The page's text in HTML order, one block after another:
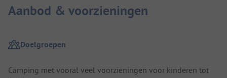
Aanbod & voorzieningen
Doelgroepen
Camping met vooral veel voorzieningen voor kinderen tot